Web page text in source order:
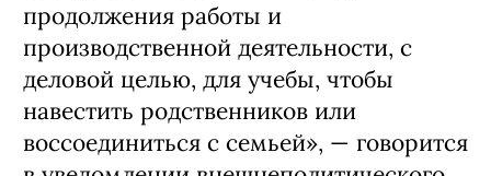
продолжения работы и
производственной деятельности, с
деловой целью, для учебы, чтобы
навестить родственников или
воссоединиться с семьей», — говорится